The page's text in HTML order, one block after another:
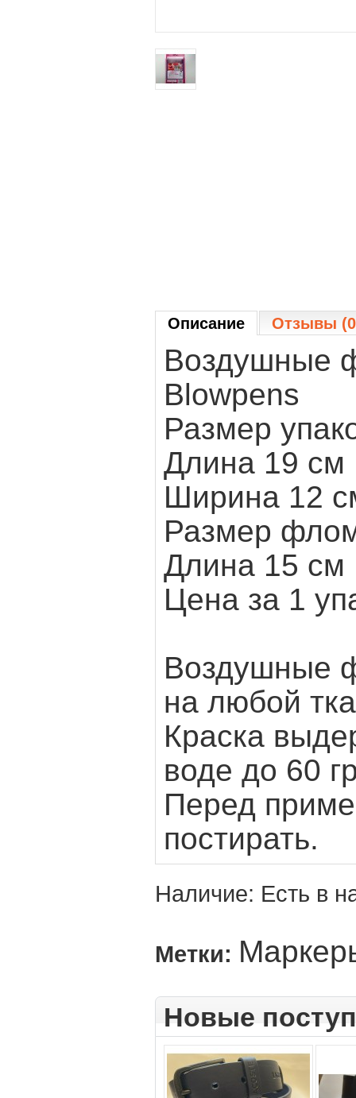
Описание Отзывы
Воздушные
Blowpens
Размер
Длина 19 см
Ширина 12
Размер
Длина 15 см
Цена за 1
Воздушные
на любой
Краска
воде до 60
Перед
постирать.
Наличие: Есть в
Метки:
Новые